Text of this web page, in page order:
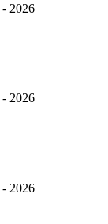
- 2026
- 2026
- 2026